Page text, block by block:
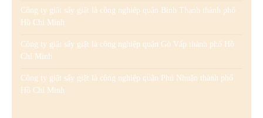
Công ty giặt sấy giặt là công nghiệp quận Bình Thạnh thành phố
Hồ Chí Minh
Công ty giặt sấy giặt là công nghiệp quận Gò Vấp thành phố Hồ
Chí Minh
Công ty giặt sấy giặt là công nghiệp quận Phú Nhuận thành phố
Hồ Chí Minh